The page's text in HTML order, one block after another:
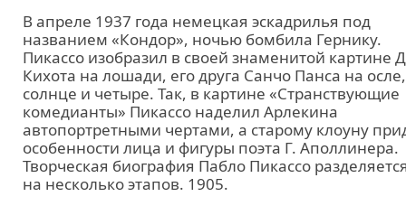
В апреле 1937 года немецкая эскадрилья под
названием «Кондор», ночью бомбила Гернику.
Пикассо изобразил в своей знаменитой картине
Кихота на лошади, его друга Санчо Панса на осле,
солнце и четыре. Так, в картине «Странствующие
комедианты» Пикассо наделил Арлекина
автопортретными чертами, а старому клоуну
особенности лица и фигуры поэта Г. Аполлинера.
Творческая биография Пабло Пикассо
на несколько этапов. 1905.